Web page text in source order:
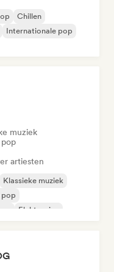
Chillen
Internationale pop
muziek
artiesten
Klassieke muziek
pop
Elektronica